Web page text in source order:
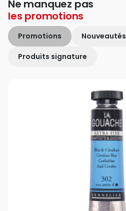
Ne manquez pas
les promotions
Promotions Nouveautés
Produits signature